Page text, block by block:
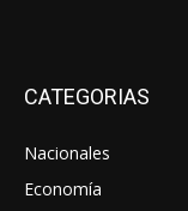
CATEGORIAS
Nacionales
Economía